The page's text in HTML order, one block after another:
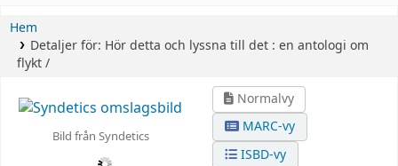
Hem
Detaljer för: Hör detta och lyssna till det : en antologi om
flykt /
Bild från Syndetics
Normalvy
MARC-vy
ISBD-vy